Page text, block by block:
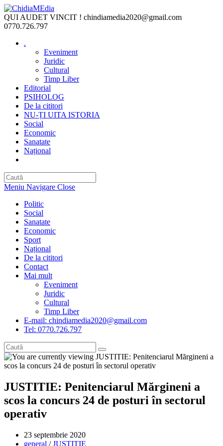
Skip
to
content
QUI AUDET VINCIT ! chindiamedia2020@gmail.com
0770.726.797
.
Eveniment
Juridic
Cultural
Timp Liber
Editorial
PSIHOLOG
De la cititori
NU-ȚI UITA ISTORIA
Social
Economic
Sanatate
Național
Meniu Navigare Close
Politic
Social
Sanatate
Economic
Sport
Național
De la cititori
Contact
Mai mult
Eveniment
Juridic
Cultural
Timp Liber
E-mail: chindiamedia2020@gmail.com
Tel: 0770.726.797
JUSTITIE: Penitenciarul Mărgineni a
scos la concurs 24 de posturi în sectorul
operativ
Post
published:
23 septembrie 2020
Post
general / JUSTITIE